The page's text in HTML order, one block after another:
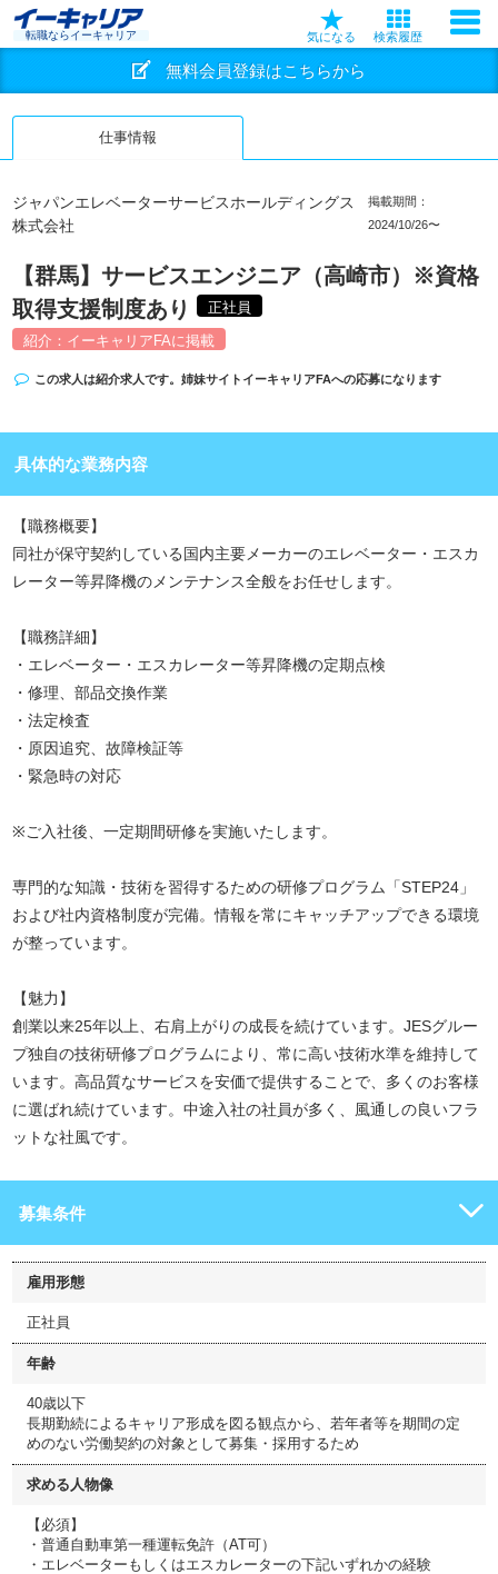
転職ならイーキャリア 気になる 検索履歴
無料会員登録はこちらから
仕事情報
ジャパンエレベーターサービスホールディングス
株式会社
掲載期間：
2024/10/26〜
【群馬】サービスエンジニア（高崎市）※資格
取得支援制度あり
正社員
紹介：イーキャリアFAに掲載
この求人は紹介求人です。姉妹サイト イーキャリアFAへの応募になります
具体的な業務内容
【職務概要】
同社が保守契約している国内主要メーカーのエレベーター・エスカ
レーター等昇降機のメンテナンス全般をお任せします。
【職務詳細】
・エレベーター・エスカレーター等昇降機の定期点検
・修理、部品交換作業
・法定検査
・原因追究、故障検証等
・緊急時の対応
※ご入社後、一定期間研修を実施いたします。
専門的な知識・技術を習得するための研修プログラム「STEP24」
および社内資格制度が完備。情報を常にキャッチアップできる環境
が整っています。
【魅力】
創業以来25年以上、右肩上がりの成長を続けています。JESグルー
プ独自の技術研修プログラムにより、常に高い技術水準を維持して
います。高品質なサービスを安価で提供することで、多くのお客様
に選ばれ続けています。中途入社の社員が多く、風通しの良いフラ
ットな社風です。
募集条件
雇用形態
正社員
年齢
40歳以下
長期勤続によるキャリア形成を図る観点から、若年者等を期間の定
めのない労働契約の対象として募集・採用するため
求める人物像
【必須】
・普通自動車第一種運転免許（AT可）
・エレベーターもしくはエスカレーターの下記いずれかの経験